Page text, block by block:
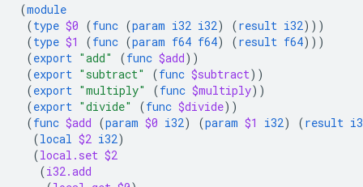
(module
(type $0 (func (param i32 i32) (result i32)))
(type $1 (func (param f64 f64) (result f64)))
(export "add" (func $add))
(export "subtract" (func $subtract))
(export "multiply" (func $multiply))
(export "divide" (func $divide))
(func $add (param $0 i32) (param $1 i32) (result
(local $2 i32)
(local.set $2
(i32.add